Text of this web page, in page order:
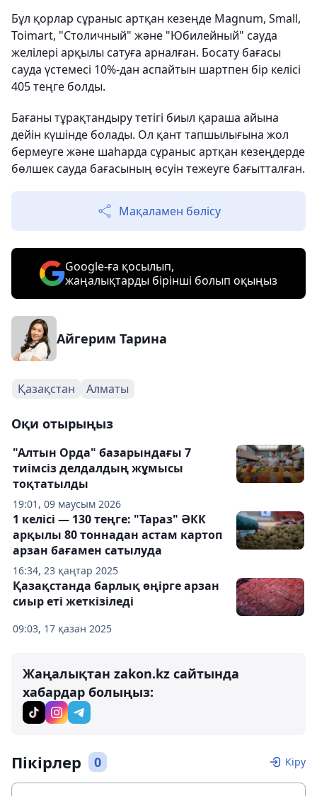
Бұл қорлар сұраныс артқан кезеңде Magnum, Small,
Toimart, "Столичный" және "Юбилейный" сауда
желілері арқылы сатуға арналған. Босату бағасы
сауда үстемесі 10%-дан аспайтын шартпен бір келісі
405 теңге болды.
Бағаны тұрақтандыру тетігі биыл қараша айына
дейін күшінде болады. Ол қант тапшылығына жол
бермеуге және шаһарда сұраныс артқан кезеңдерде
бөлшек сауда бағасының өсуін тежеуге бағытталған.
Мақаламен бөлісу
Google-ға қосылып,
жаңалықтарды бірінші болып оқыңыз
Айгерим Тарина
Қазақстан Алматы
Оқи отырыңыз
19:01, 09 маусым 2026
"Алтын Орда" базарындағы 7
тиімсіз делдалдың жұмысы
тоқтатылды
16:34, 23 қаңтар 2025
1 келісі — 130 теңге: "Тараз" ӘКК
арқылы 80 тоннадан астам картоп
арзан бағамен сатылуда
09:03, 17 қазан 2025
Қазақстанда барлық өңірге арзан
сиыр еті жеткізіледі
Жаңалықтан zakon.kz сайтында
хабардар болыңыз:
Пікірлер 0 Кіру